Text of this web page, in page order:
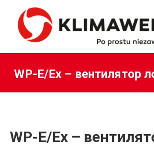
WP-E/Ex – вентилятор
WP-E/Ex –